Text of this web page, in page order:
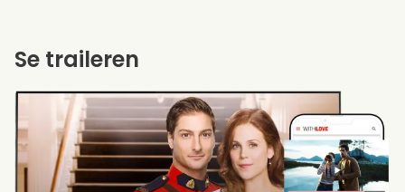
Se traileren